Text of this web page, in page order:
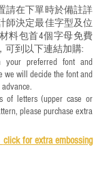
請在下單時於備註詳
師決定最佳字型及位
料包首4個字母免費
可到以下連結加購:
your preferred font and
we will decide the font and
of letters (upper case or
please purchase extra
click for extra embossing